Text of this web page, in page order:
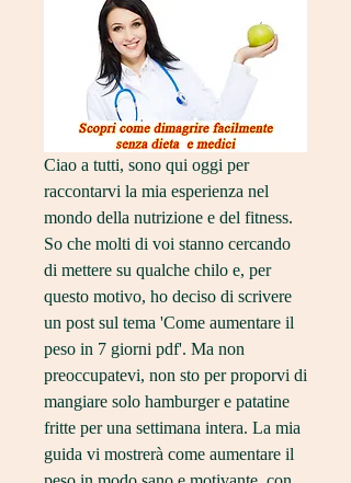
Ciao a tutti, sono qui oggi per
raccontarvi la mia esperienza nel
mondo della nutrizione e del fitness.
So che molti di voi stanno cercando
di mettere su qualche chilo e, per
questo motivo, ho deciso di scrivere
un post sul tema 'Come aumentare il
peso in 7 giorni pdf'. Ma non
preoccupatevi, non sto per proporvi di
mangiare solo hamburger e patatine
fritte per una settimana intera. La mia
guida vi mostrerà come aumentare il